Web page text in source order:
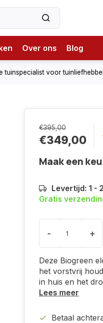
Over ons Blog
tuinspecialist voor
€395,00
€349,00
Maak een
Levertijd: 1 -
Gratis
- +
Deze Biogreen
het vorstvrij
in huis en het
Lees meer
Betaal